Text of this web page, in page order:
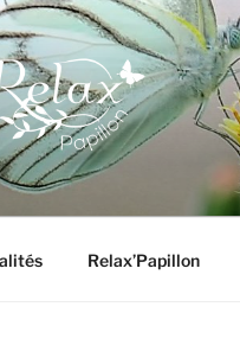
Relax’Papillon